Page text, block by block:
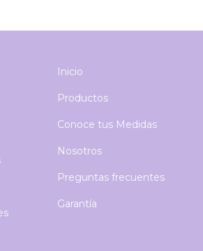
Inicio
Productos
Conoce tus Medidas
Nosotros
Preguntas frecuentes
Garantía